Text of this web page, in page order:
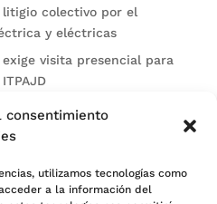
consentimiento
utilizamos tecnologías como
a la información del
colectivo por el
y eléctricas
visita presencial para
basta para acreditar el
demandar